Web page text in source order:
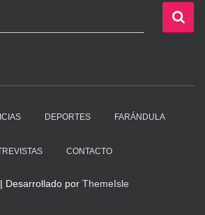
DEPORTES FARÁNDULA
CONTACTO
Desarrollado por ThemeIsle